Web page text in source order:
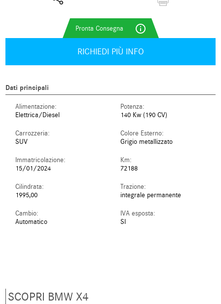
info_outline
RICHIEDI PIÙ INFO
Dati principali
Alimentazione:
Elettrica/Diesel
Potenza:
140 Kw (190 CV)
Carrozzeria:
SUV
Colore Esterno:
Grigio metallizzato
Immatricolazione:
15/01/2024
Km:
72188
Cilindrata:
1995,00
Trazione:
integrale permanente
Cambio:
Automatico
IVA esposta:
SI
SCOPRI BMW X4